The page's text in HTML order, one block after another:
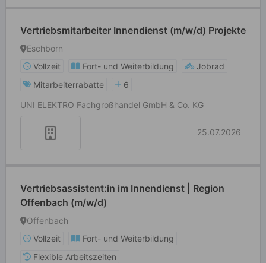
Vertriebsmitarbeiter Innendienst (m/w/d) Projekte
Eschborn
Vollzeit
Fort- und Weiterbildung
Jobrad
Mitarbeiterrabatte
6
UNI ELEKTRO Fachgroßhandel GmbH & Co. KG
25.07.2026
Vertriebsassistent:in im Innendienst | Region
Offenbach (m/w/d)
Offenbach
Vollzeit
Fort- und Weiterbildung
Flexible Arbeitszeiten